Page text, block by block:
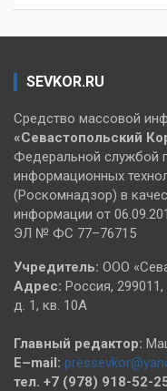
SEVKOR.RU
Средство массовой
«Севастопольский
Федеральной службой
информационных
(Роскомнадзор) в
информации от
ЭЛ № ФС 77–76715
Учредитель: ООО
Адрес: Россия,
д. 1, кв. 10А
Главный редактор:
E–mail:
тел. +7 (978) 918-52-